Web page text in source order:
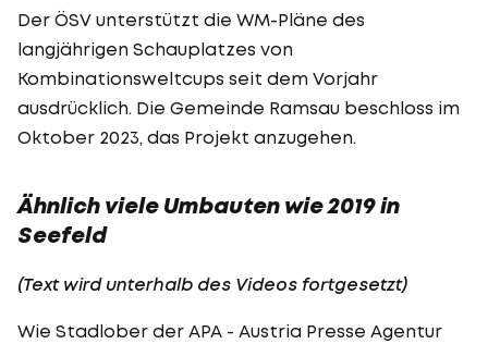
Der ÖSV unterstützt die WM-Pläne des
langjährigen Schauplatzes von
Kombinationsweltcups seit dem Vorjahr
ausdrücklich. Die Gemeinde Ramsau beschloss im
Oktober 2023, das Projekt anzugehen.
Ähnlich viele Umbauten wie 2019 in
Seefeld
(Text wird unterhalb des Videos fortgesetzt)
Wie Stadlober der APA - Austria Presse Agentur